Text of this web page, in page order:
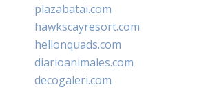
plazabatai.com
hawkscayresort.com
hellonquads.com
diarioanimales.com
decogaleri.com